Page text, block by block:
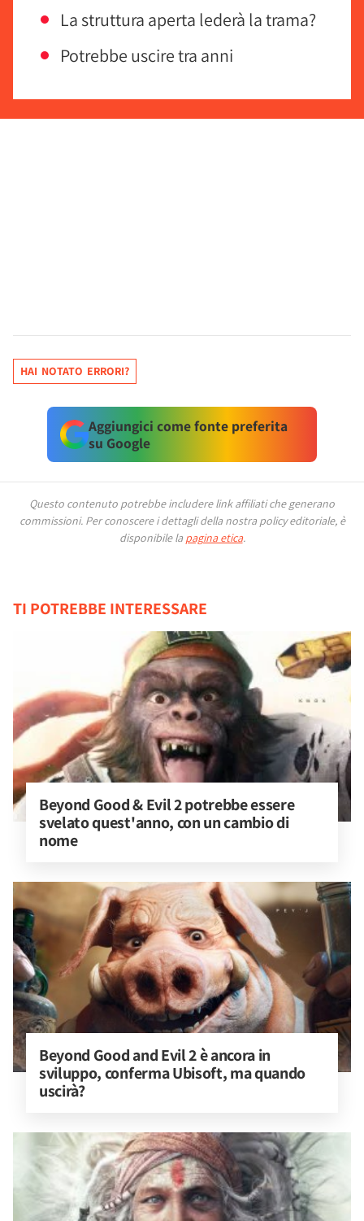
La struttura aperta lederà la trama?
Potrebbe uscire tra anni
HAI NOTATO ERRORI?
Aggiungici come fonte preferita
su Google
Questo contenuto potrebbe includere link affiliati che generano
commissioni. Per conoscere i dettagli della nostra policy editoriale, è
disponibile la pagina etica.
TI POTREBBE INTERESSARE
Beyond Good & Evil 2 potrebbe essere
svelato quest'anno, con un cambio di
nome
Beyond Good and Evil 2 è ancora in
sviluppo, conferma Ubisoft, ma quando
uscirà?